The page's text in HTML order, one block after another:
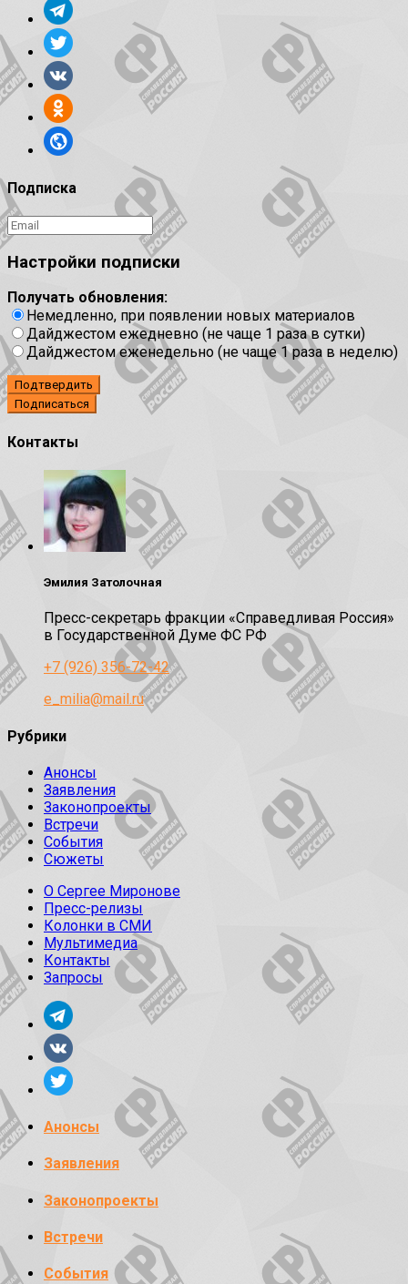
Подписка
Настройки подписки
Получать обновления:
Немедленно, при появлении новых материалов
Дайджестом ежедневно (не чаще 1 раза в сутки)
Дайджестом еженедельно (не чаще 1 раза в неделю)
Подтвердить
Контакты
Эмилия Затолочная
Пресс-секретарь фракции «Справедливая Россия»
в Государственной Думе ФС РФ
+7 (926) 356-72-42
e_milia@mail.ru
Рубрики
Анонсы
Заявления
Законопроекты
Встречи
События
Сюжеты
О Сергее Миронове
Пресс-релизы
Колонки в СМИ
Мультимедиа
Контакты
Запросы
Анонсы
Заявления
Законопроекты
Встречи
События